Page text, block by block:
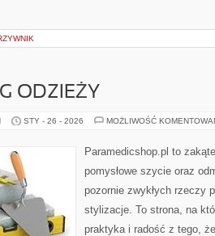
ODZIEŻY
STY - 26 - 2026 MOŻLIWOŚĆ
Paramedicshop.pl to
pomysłowe szycie oraz
pozornie zwykłych rzeczy
stylizacje. To strona, na
praktyka i radość z tego,